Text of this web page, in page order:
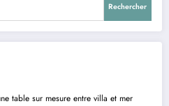
Rechercher
table sur mesure entre villa et mer